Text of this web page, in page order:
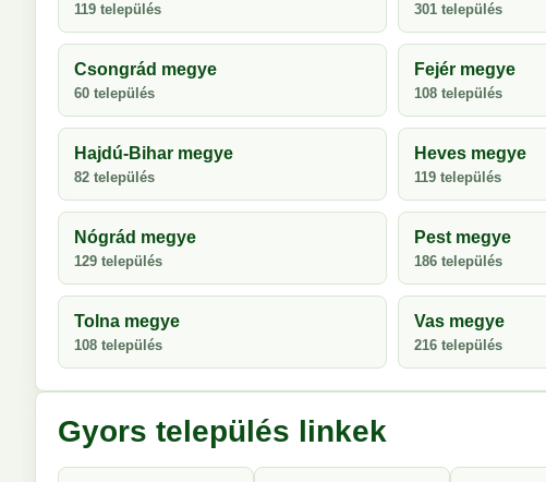
119 település 301 település
Csongrád megye
60 település
Fejér megye
108 település
Hajdú-Bihar megye
82 település
Heves megye
119 település
Nógrád megye
129 település
Pest megye
186 település
Tolna megye
108 település
Vas megye
216 település
Gyors település linkek